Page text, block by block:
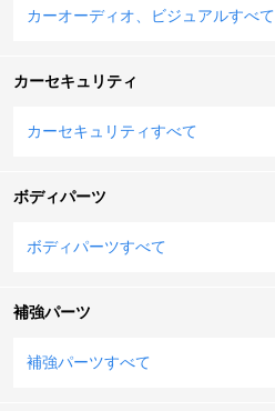
カーオーディオ、ビジュアルすべて
カーセキュリティ
カーセキュリティすべて
ボディパーツ
ボディパーツすべて
補強パーツ
補強パーツすべて